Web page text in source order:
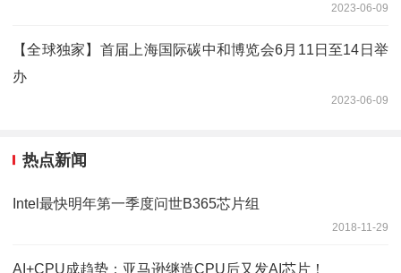
2023-06-09
【全球独家】首届上海国际碳中和博览会6月11日至14日举
办
2023-06-09
热点新闻
Intel最快明年第一季度问世B365芯片组
2018-11-29
AI+CPU成趋势：亚马逊继造CPU后又发AI芯片！